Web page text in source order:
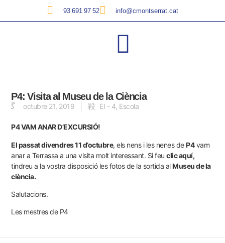
93 691 97 52 info@cmontserrat.cat
P4: Visita al Museu de la Ciència
octubre 21, 2019 EI - 4 Escola
P4 VAM ANAR D’EXCURSIÓ!
El passat divendres 11 d’octubre, els nens i les nenes deP4vam
anar a Terrassa a una visita molt interessant. Si feuclic aquí,
tindreu a la vostra disposició les fotos de la sortida alMuseu de la
ciència.
Salutacions.
Les mestres de P4